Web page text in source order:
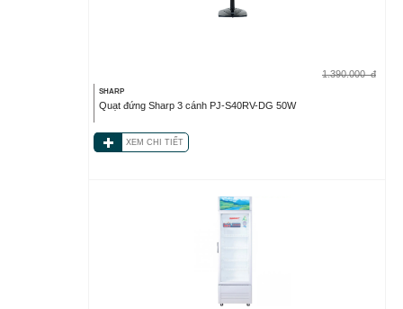
1.390.000 đ
SHARP
Quạt đứng Sharp 3 cánh PJ-S40RV-DG 50W
XEM CHI TIẾT